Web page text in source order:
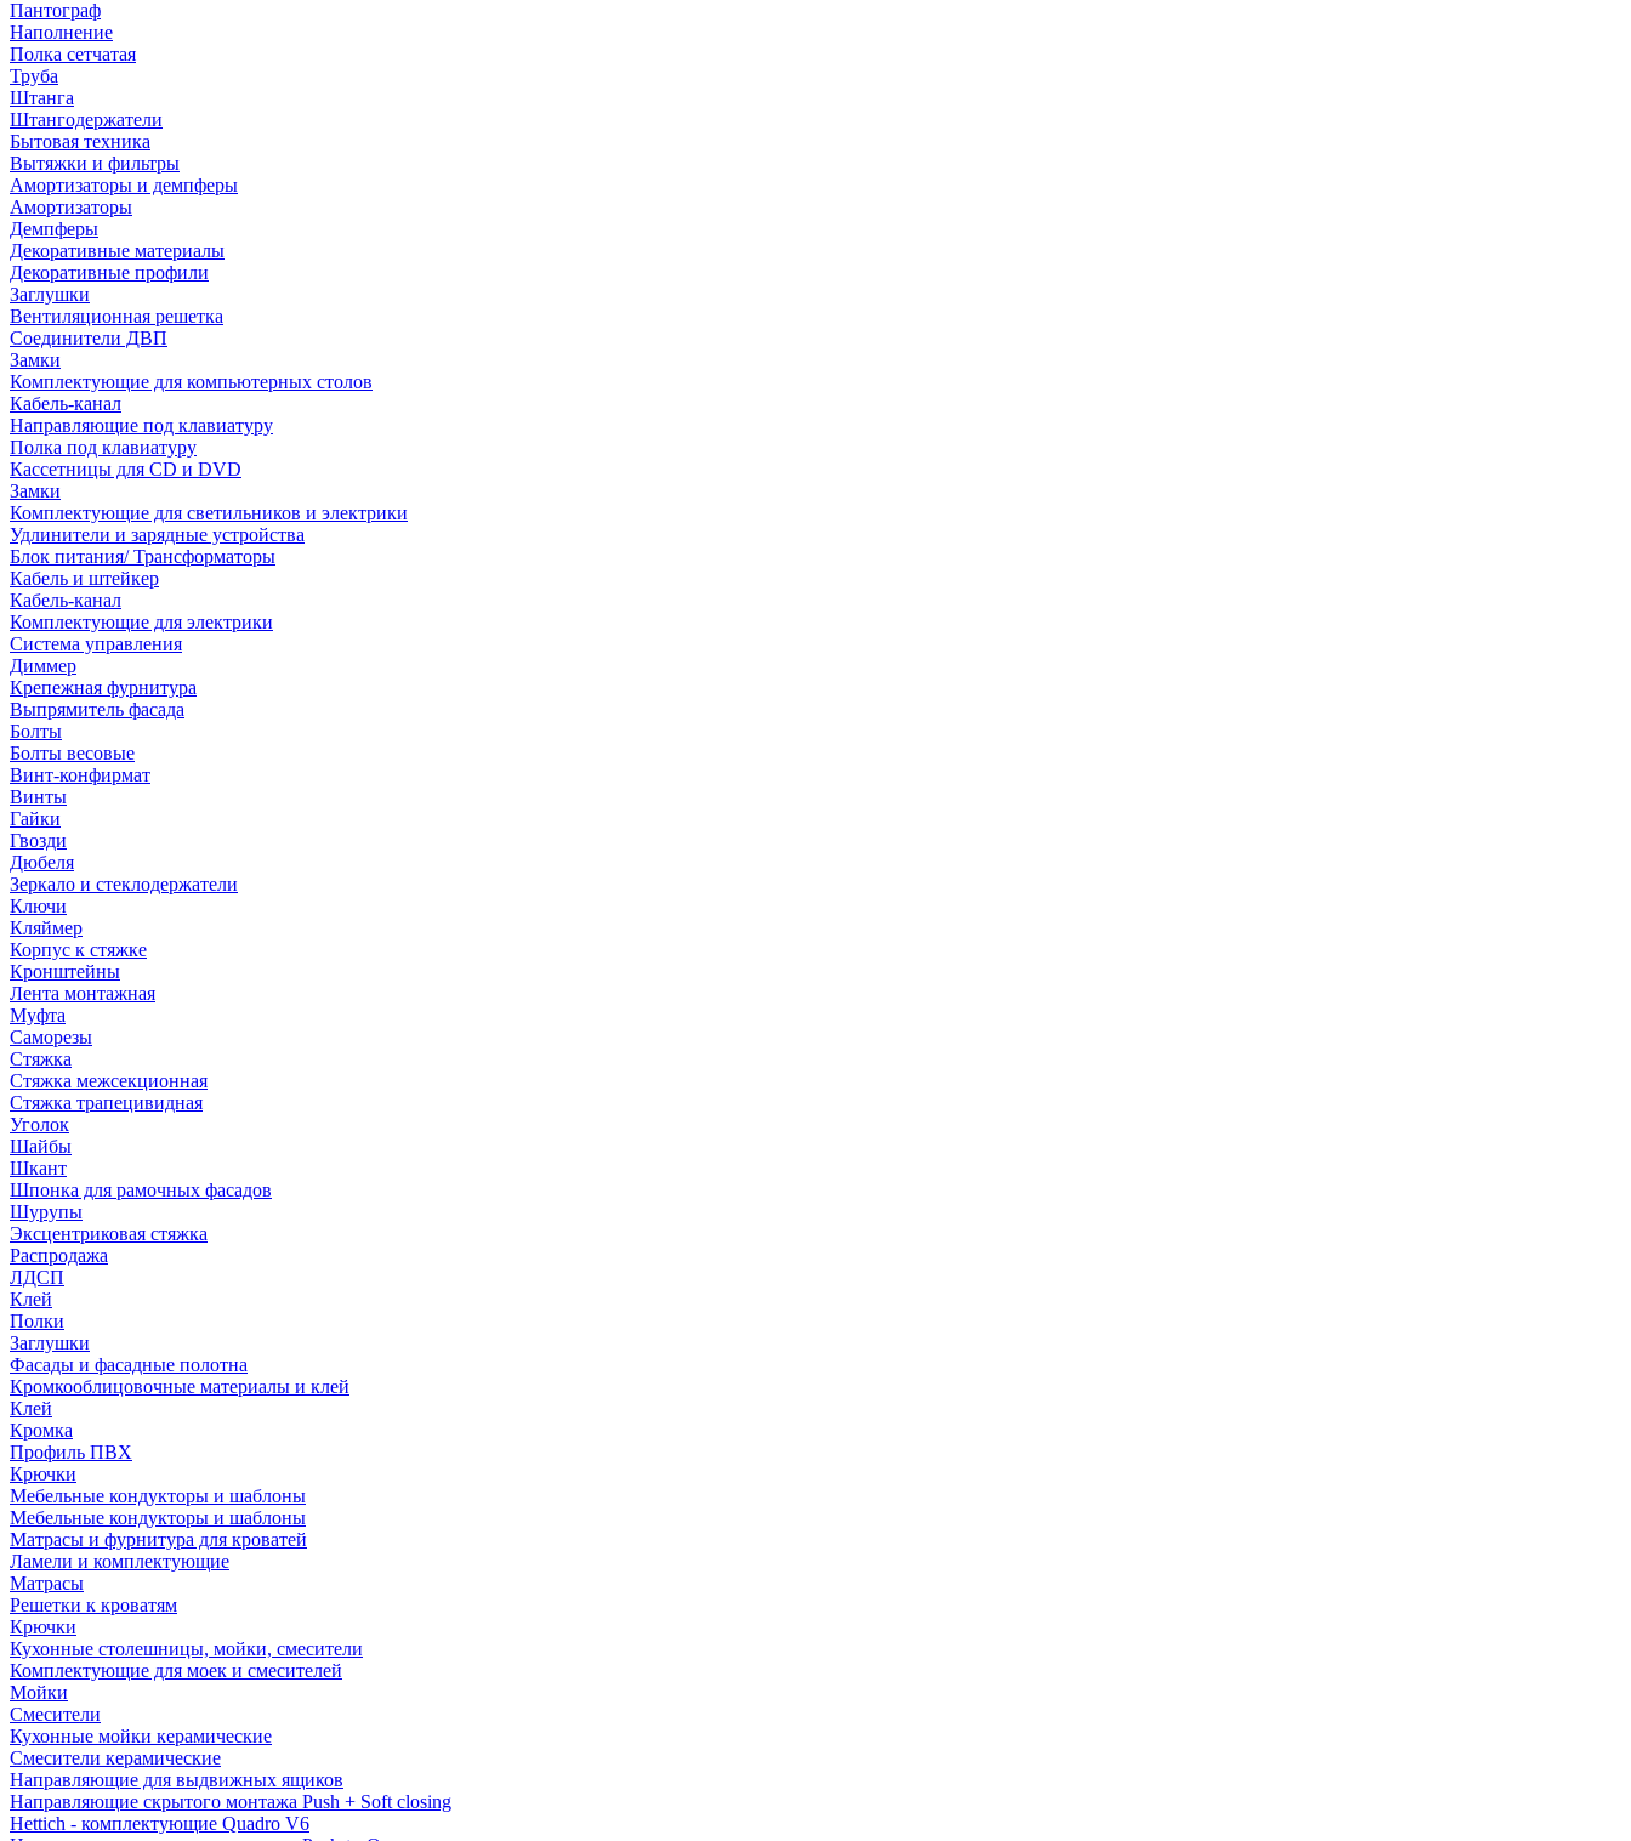
Пантограф
Наполнение
Полка сетчатая
Труба
Штанга
Штангодержатели
Бытовая техника
Вытяжки и фильтры
Амортизаторы и демпферы
Амортизаторы
Демпферы
Декоративные материалы
Декоративные профили
Заглушки
Вентиляционная решетка
Соединители ДВП
Замки
Комплектующие для компьютерных столов
Кабель-канал
Направляющие под клавиатуру
Полка под клавиатуру
Кассетницы для CD и DVD
Замки
Комплектующие для светильников и электрики
Удлинители и зарядные устройства
Блок питания/ Трансформаторы
Кабель и штейкер
Кабель-канал
Комплектующие для электрики
Система управления
Диммер
Крепежная фурнитура
Выпрямитель фасада
Болты
Болты весовые
Винт-конфирмат
Винты
Гайки
Гвозди
Дюбеля
Зеркало и стеклодержатели
Ключи
Кляймер
Корпус к стяжке
Кронштейны
Лента монтажная
Муфта
Саморезы
Стяжка
Стяжка межсекционная
Стяжка трапецивидная
Уголок
Шайбы
Шкант
Шпонка для рамочных фасадов
Шурупы
Эксцентриковая стяжка
Распродажа
ЛДСП
Клей
Полки
Заглушки
Фасады и фасадные полотна
Кромкооблицовочные материалы и клей
Клей
Кромка
Профиль ПВХ
Крючки
Мебельные кондукторы и шаблоны
Мебельные кондукторы и шаблоны
Матрасы и фурнитура для кроватей
Ламели и комплектующие
Матрасы
Решетки к кроватям
Крючки
Кухонные столешницы, мойки, смесители
Комплектующие для моек и смесителей
Мойки
Смесители
Кухонные мойки керамические
Смесители керамические
Направляющие для выдвижных ящиков
Направляющие скрытого монтажа Push + Soft closing
Hettich - комплектующие Quadro V6